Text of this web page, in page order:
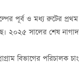
পূর্ব ও মধ্য রুটের
২০২৫ সালের শেষ
বিভাগের